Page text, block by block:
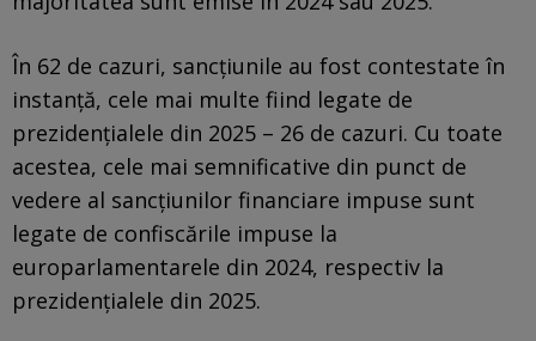
În 62 de cazuri, sancțiunile au fost contestate în
instanță, cele mai multe fiind legate de
prezidențialele din 2025 – 26 de cazuri. Cu toate
acestea, cele mai semnificative din punct de
vedere al sancțiunilor financiare impuse sunt
legate de confiscările impuse la
europarlamentarele din 2024, respectiv la
prezidențialele din 2025.